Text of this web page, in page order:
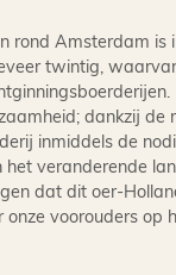
rond Amsterdam is
twintig,
dankzij de
inmiddels de
het veranderende
dat dit oer-
onze voorouders op